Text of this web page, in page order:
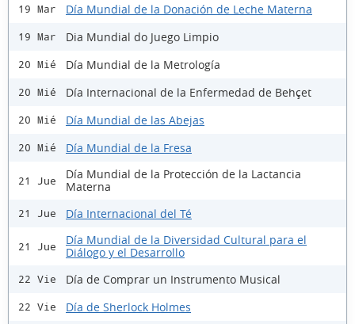
19 Mar Día Mundial de la Donación de Leche Materna
19 Mar Dia Mundial do Juego Limpio
20 Mié Día Mundial de la Metrología
20 Mié Día Internacional de la Enfermedad de Behçet
20 Mié Día Mundial de las Abejas
20 Mié Día Mundial de la Fresa
21 Jue
Día Mundial de la Protección de la Lactancia
Materna
21 Jue Día Internacional del Té
21 Jue
Día Mundial de la Diversidad Cultural para el
Diálogo y el Desarrollo
22 Vie Día de Comprar un Instrumento Musical
22 Vie Día de Sherlock Holmes